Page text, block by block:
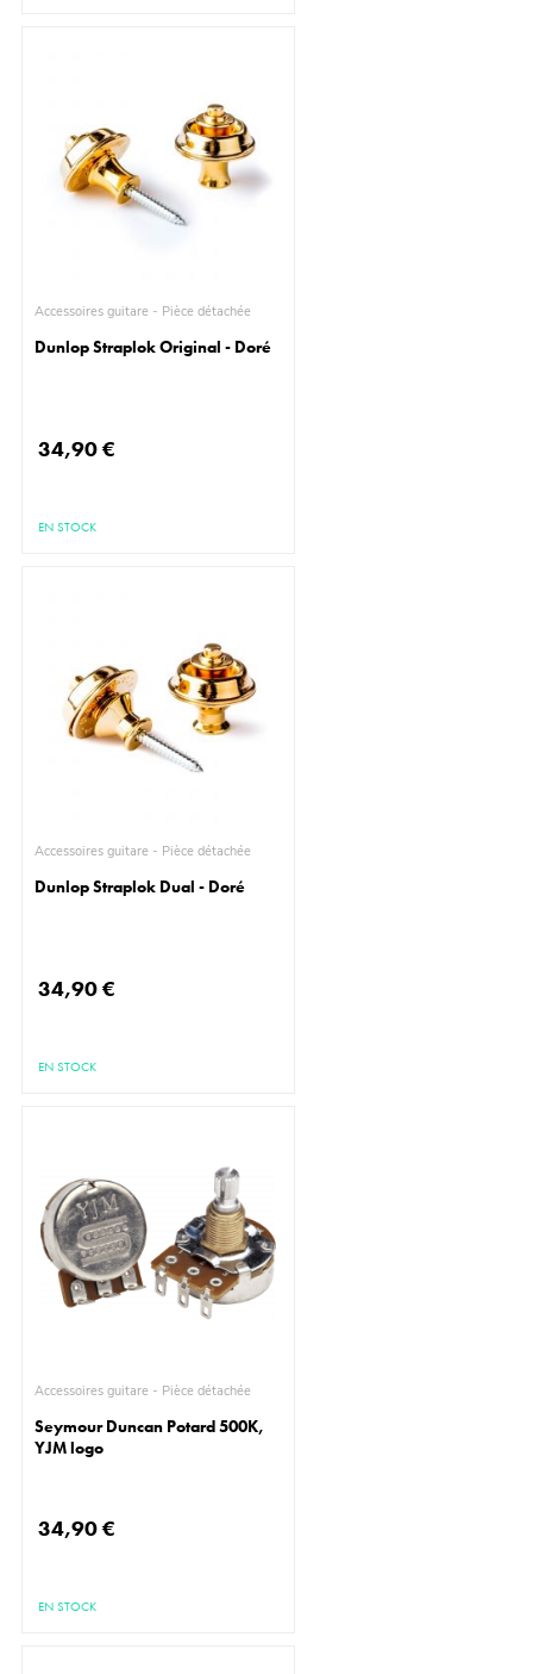
Accessoires guitare - Pièce détachée
Dunlop Straplok Original - Doré
34,90 €
EN STOCK
Accessoires guitare - Pièce détachée
Dunlop Straplok Dual - Doré
34,90 €
EN STOCK
Accessoires guitare - Pièce détachée
Seymour Duncan Potard 500K,
YJM logo
34,90 €
EN STOCK